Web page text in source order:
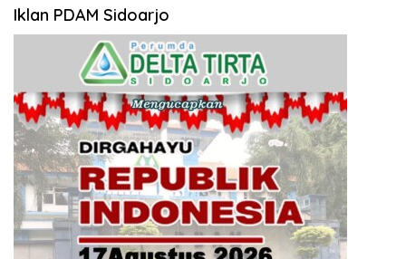
Iklan PDAM Sidoarjo